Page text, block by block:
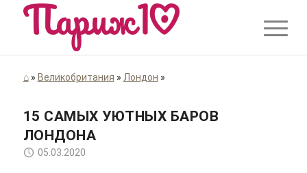
⌂» Великобритания » Лондон »
15 САМЫХ УЮТНЫХ БАРОВ
ЛОНДОНА
05.03.2020